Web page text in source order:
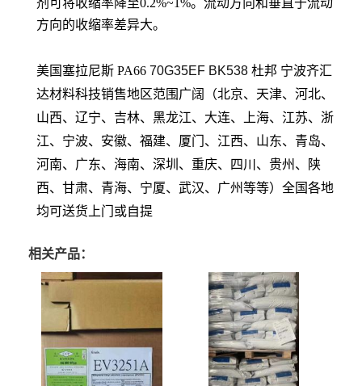
剂可将收缩率降至0.2%~1%。流动方向和垂直于流动
方向的收缩率差异大。
美国塞拉尼斯 PA66 70G35EF BK538 杜邦 宁波齐汇
达材料科技销售地区范围广阔（北京、天津、河北、
山西、辽宁、吉林、黑龙江、大连、上海、江苏、浙
江、宁波、安徽、福建、厦门、江西、山东、青岛、
河南、广东、海南、深圳、重庆、四川、贵州、陕
西、甘肃、青海、宁厦、武汉、广州等等）全国各地
均可送货上门或自提
相关产品：